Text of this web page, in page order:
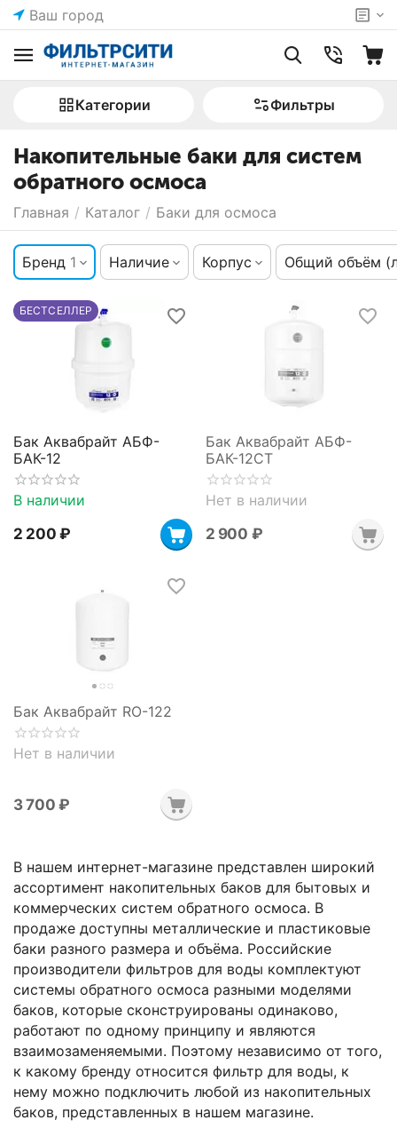
Ваш город
Категории Фильтры
Накопительные баки для систем
обратного осмоса
Главная / Каталог / Баки для осмоса
Бренд 1 Наличие Корпус Общий объём
В нашем интернет-магазине представлен широкий
ассортимент накопительных баков для бытовых и
коммерческих систем обратного осмоса. В
продаже доступны металлические и пластиковые
баки разного размера и объёма. Российские
производители фильтров для воды комплектуют
системы обратного осмоса разными моделями
баков, которые сконструированы одинаково,
работают по одному принципу и являются
взаимозаменяемыми. Поэтому независимо от того,
к какому бренду относится фильтр для воды, к
нему можно подключить любой из накопительных
баков, представленных в нашем магазине.
БЕСТСЕЛЛЕР
Бак Аквабрайт АБФ-
БАК-12
В наличии
2 200 ₽
Бак Аквабрайт АБФ-
БАК-12СТ
Нет в наличии
2 900 ₽
Бак Аквабрайт RO-122
Нет в наличии
3 700 ₽